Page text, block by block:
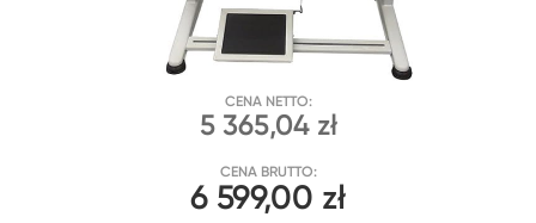
CENA NETTO:
5 365,04 zł
CENA BRUTTO:
6 599,00 zł